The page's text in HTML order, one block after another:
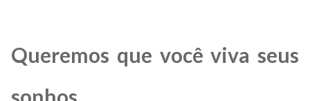
Queremos que você viva seus